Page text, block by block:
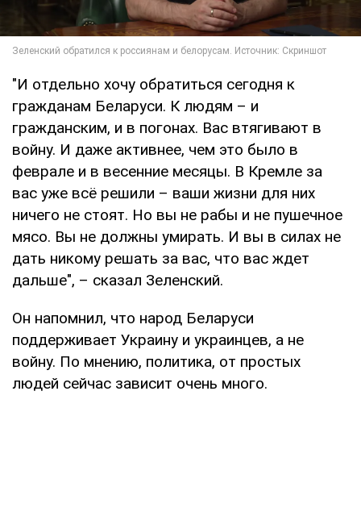
"И отдельно хочу обратиться сегодня к
гражданам Беларуси. К людям – и
гражданским, и в погонах. Вас втягивают в
войну. И даже активнее, чем это было в
феврале и в весенние месяцы. В Кремле за
вас уже всё решили – ваши жизни для них
ничего не стоят. Но вы не рабы и не пушечное
мясо. Вы не должны умирать. И вы в силах не
дать никому решать за вас, что вас ждет
дальше", – сказал Зеленский.
Он напомнил, что народ Беларуси
поддерживает Украину и украинцев, а не
войну. По мнению, политика, от простых
людей сейчас зависит очень много.